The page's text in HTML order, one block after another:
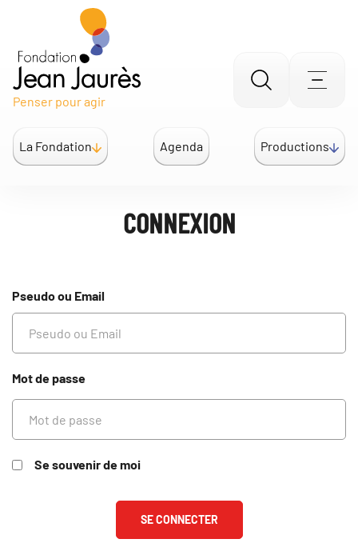
Gestion des traceurs
Penser pour agir
Aller
la
recherche
La Fondation Agenda Productions
CONNEXION
Pseudo ou Email
Mot de passe
Se souvenir de moi